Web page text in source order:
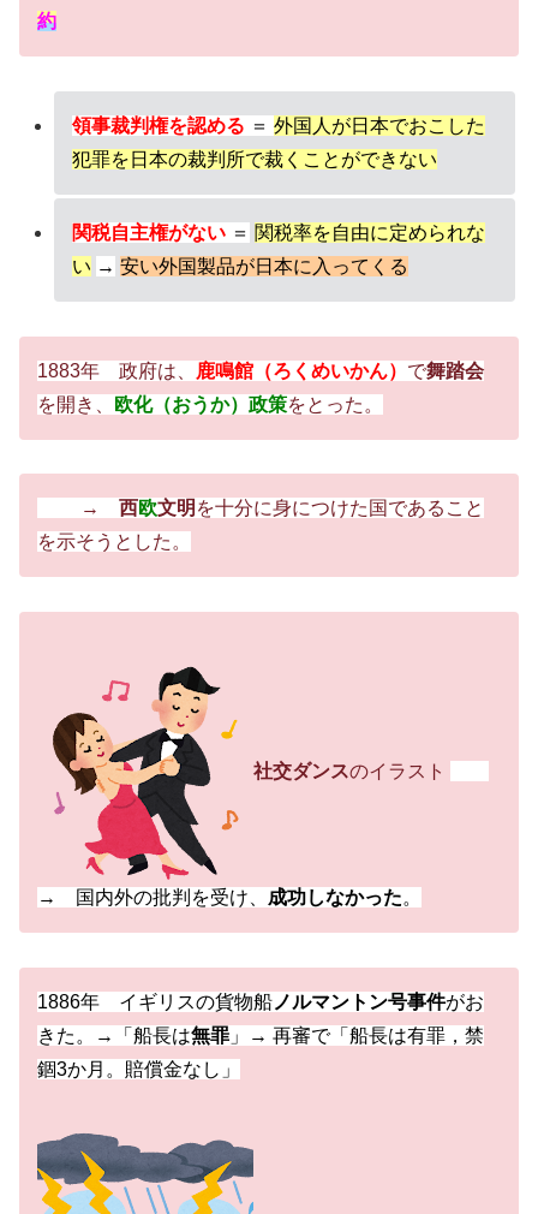
約
領事裁判権を認める ＝外国人が日本でおこした
犯罪を日本の裁判所で裁くことができない
関税自主権がない ＝ 関税率を自由に定められな
い → 安い外国製品が日本に入ってくる
1883年 政府は、 鹿鳴館（ろくめいかん） で舞踏会
を開き、
欧化（おうか）政策をとった。
→ 西欧文明 を十分に身につけた国であること
を示そうとした。
社交ダンスのイラスト
→ 国内外の批判を受け、 成功しなかった。
1886年 イギリスの貨物船 ノルマントン号事件がお
きた。→「船長は無罪 」→ 再審で「船長は有罪，禁
錮3か月。賠償金なし」